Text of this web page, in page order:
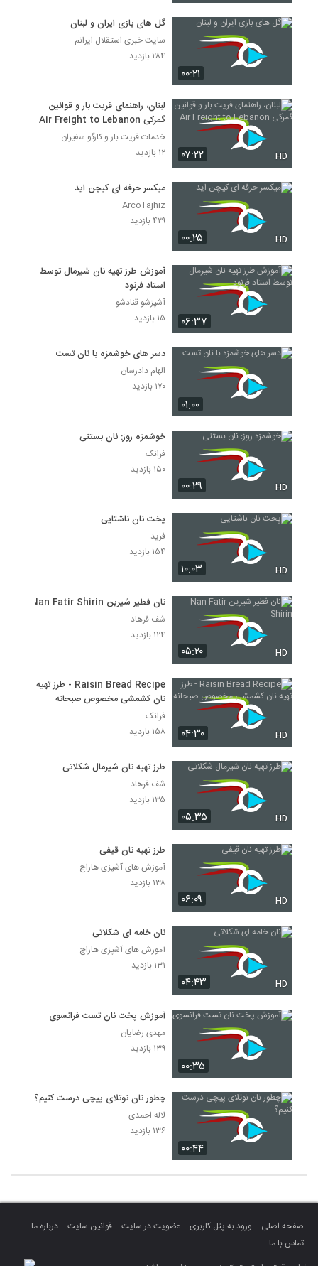
۰۰:۲۱
گل های بازی ایران و لبنان
سایت خبری استقلال ایرانم
۲۸۴ بازدید
۰۷:۲۲ HD
لبنان، راهنمای فریت بار و قوانین
گمرکی Air Freight to Lebanon
خدمات فریت بار و کارگو سفیران
۱۲ بازدید
۰۰:۲۵ HD
میکسر حرفه ای کیچن اید
ArcoTajhiz
۴۲۹ بازدید
۰۶:۳۷
آموزش طرز تهیه نان شیرمال توسط
استاد فرنود
آشپزشو قنادشو
۱۵ بازدید
۰۱:۰۰
دسر های خوشمزه با نان تست
الهام دادرسان
۱۷۰ بازدید
۰۰:۲۹ HD
خوشمزه روز: نان بستنی
فرانک
۱۵۰ بازدید
۱۰:۰۳ HD
پخت نان ناشتایی
فرید
۱۵۴ بازدید
۰۵:۲۰ HD
نان فطیر شیرین Nan Fatir Shirin
شف فرهاد
۱۲۴ بازدید
۰۴:۳۰ HD
Raisin Bread Recipe - طرز تهیه
نان کشمشی مخصوص صبحانه
فرانک
۱۵۸ بازدید
۰۵:۳۵ HD
طرز تهیه نان شیرمال شکلاتی
شف فرهاد
۱۳۵ بازدید
۰۶:۰۹ HD
طرز تهیه نان قیفی
آموزش های آشپزی هاراج
۱۳۸ بازدید
۰۴:۴۳ HD
نان خامه ای شکلاتی
آموزش های آشپزی هاراج
۱۳۱ بازدید
۰۰:۳۵
آموزش پخت نان تست فرانسوی
مهدی رضایان
۱۳۹ بازدید
۰۰:۴۴
چطور نان نوتلای پیچی درست کنیم؟
لاله احمدی
۱۳۶ بازدید
صفحه اصلی ورود به پنل کاربری عضویت در سایت قوانین سایت
درباره ما
تماس با ما